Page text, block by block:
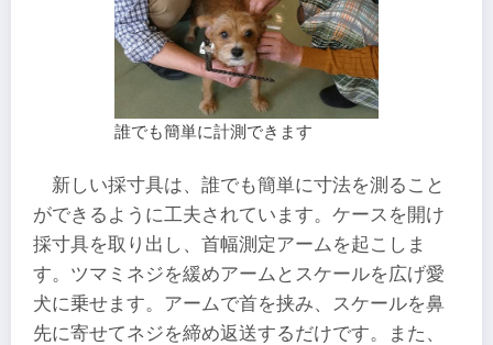
誰でも簡単に計測できます
新しい採寸具は、誰でも簡単に寸法を測ること
ができるように工夫されています。ケースを開け
採寸具を取り出し、首幅測定アームを起こしま
す。ツマミネジを緩めアームとスケールを広げ愛
犬に乗せます。アームで首を挟み、スケールを鼻
先に寄せてネジを締め返送するだけです。また、